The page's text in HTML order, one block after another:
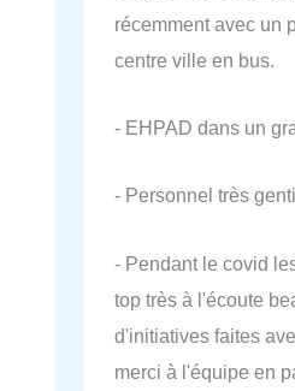
récemment avec un
centre ville en bus.
- EHPAD dans un
- Personnel très
- Pendant le covid
top très à l'écoute
d'initiatives faites
merci à l'équipe en